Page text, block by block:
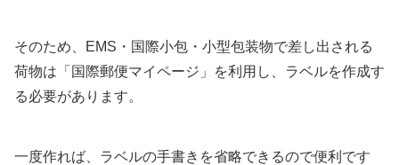
そのため、EMS・国際小包・小型包装物で差し出される
荷物は「国際郵便マイページ」を利用し、ラベルを作成す
る必要があります。
一度作れば、ラベルの手書きを省略できるので便利です